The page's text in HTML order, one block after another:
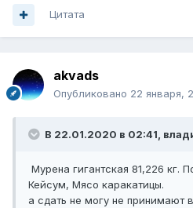
Цитата
akvads
Опубликовано 22 января,
В 22.01.2020 в 02:41,
Мурена гигантская 81,226 кг.
Кейсум, Мясо каракатицы.
а сдать не могу не принимают